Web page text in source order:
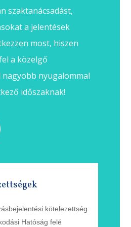
szaktanácsadást,
a jelentések
most, hiszen
a közelgő
nyugalommal
időszaknak!
kötelezettség
Hatóság felé